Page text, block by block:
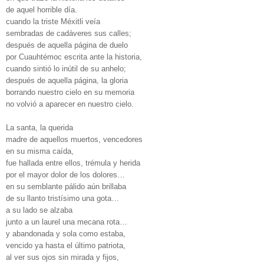
de aquel horrible día.
cuando la triste Méxitli veía
sembradas de cadáveres sus calles;
después de aquella página de duelo
por Cuauhtémoc escrita ante la historia,
cuando sintió lo inútil de su anhelo;
después de aquella página, la gloria
borrando nuestro cielo en su memoria
no volvió a aparecer en nuestro cielo.
La santa, la querida
madre de aquellos muertos, vencedores
en su misma caída,
fue hallada entre ellos, trémula y herida
por el mayor dolor de los dolores…
en su semblante pálido aún brillaba
de su llanto tristísimo una gota…
a su lado se alzaba
junto a un laurel una mecana rota…
y abandonada y sola como estaba,
vencido ya hasta el último patriota,
al ver sus ojos sin mirada y fijos,